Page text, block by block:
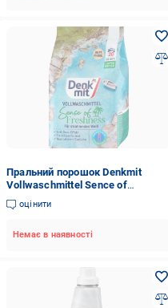
Пральний порошок Denkmit
Vollwaschmittel Sence of
Freshness для білої білизни 1,3
кг (27436683)
оцінити
Немає в наявності